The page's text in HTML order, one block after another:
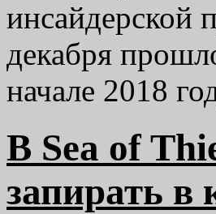
инсайдерской
декабря
начале 2018
В Sea of
запирать в